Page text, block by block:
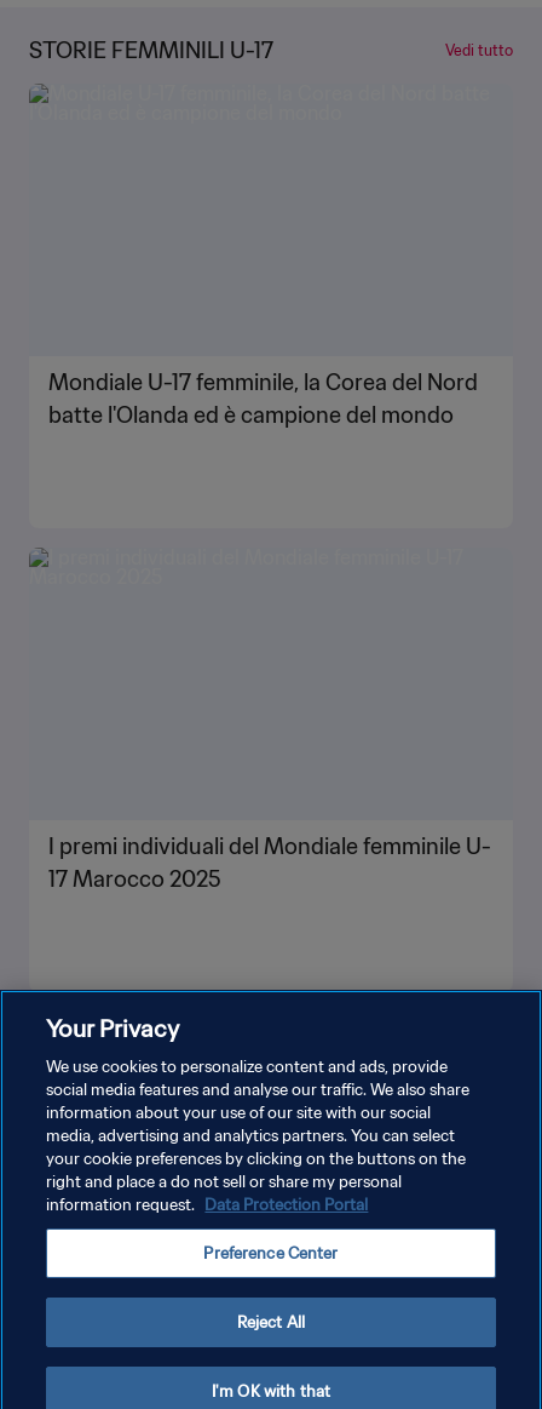
STORIE FEMMINILI U-17 Vedi tutto
Mondiale U-17 femminile, la Corea del Nord
batte l'Olanda ed è campione del mondo
I premi individuali del Mondiale femminile U-
17 Marocco 2025
PRIVACY POLICY
GESTISCI LE TUE PREFERENZE PER I COOKIES
Copyright © 1994 - 2026 FIFA. Tutti i diritti riservati.
Your Privacy
We use cookies to personalize content and ads, provide
social media features and analyse our traffic. We also share
information about your use of our site with our social
media, advertising and analytics partners. You can select
your cookie preferences by clicking on the buttons on the
right and place a do not sell or share my personal
information request. Data Protection Portal
Preference Center
Reject All
I'm OK with that